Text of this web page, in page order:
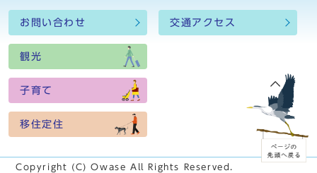
お問い合わせ 交通アクセス
観光
子育て
移住定住
Copyright (C) Owase All Rights Reserved.